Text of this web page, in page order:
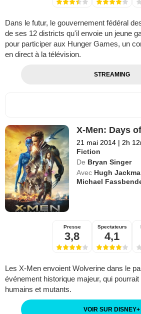
Dans le futur, le gouvernement fédéral
de ses 12 districts qu'il envoie un jeune
pour participer aux Hunger Games, un
en direct à la télévision.
STREAMING
X-Men: Days
21 mai 2014 | 2h
Fiction
De Bryan Singer
Avec Hugh
Michael
Presse
3,8
Spectateurs
4,1
Les X-Men envoient Wolverine dans le
événement historique majeur, qui
humains et mutants.
VOIR SUR DISNEY+